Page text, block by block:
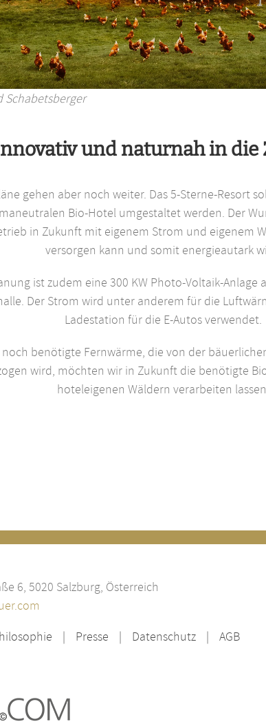
Schabetsberger
und naturnah in die
gehen aber noch weiter. Das 5-Sterne-Resort
Bio-Hotel umgestaltet werden. Der
in Zukunft mit eigenem Strom und eigenem
versorgen kann und somit energieautark
ist zudem eine 300 KW Photo-Voltaik-Anlage
Der Strom wird unter anderem für die
Ladestation für die E-Autos verwendet.
noch benötigte Fernwärme, die von der
wird, möchten wir in Zukunft die benötigte
hoteleigenen Wäldern verarbeiten
6, 5020 Salzburg, Österreich
Presse Datenschutz AGB